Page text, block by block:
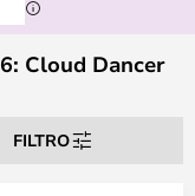
Cloud Dancer
FILTRO